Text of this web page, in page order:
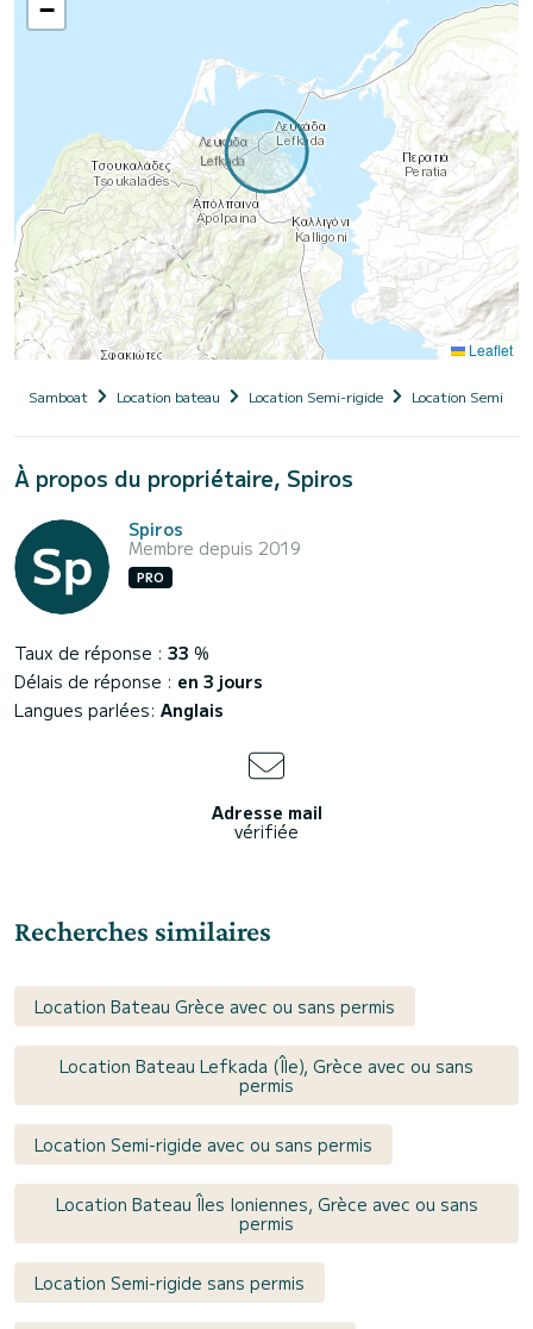
−
Leaflet
Samboat Location bateau Location Semi-rigide Location Semi-
À propos du propriétaire, Spiros
Spiros
Membre depuis 2019
PRO
Taux de réponse : 33 %
Délais de réponse : en 3 jours
Langues parlées: Anglais
Adresse mail
vérifiée
Recherches similaires
Location Bateau Grèce avec ou sans permis
Location Bateau Lefkada (Île), Grèce avec ou sans
permis
Location Semi-rigide avec ou sans permis
Location Bateau Îles Ioniennes, Grèce avec ou sans
permis
Location Semi-rigide sans permis